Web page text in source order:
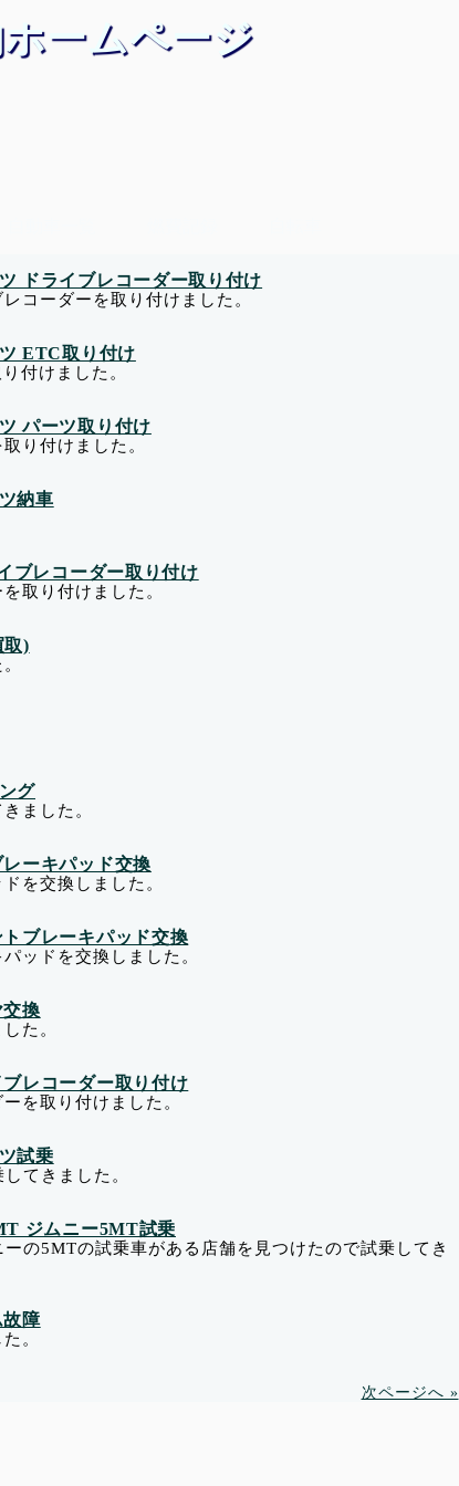
ームページ
ドライブレコーダー取り付け
コーダーを取り付けました。
ETC取り付け
付けました。
パーツ取り付け
り付けました。
納車
ブレコーダー取り付け
取り付けました。
取)
グ
ました。
ーキパッド交換
を交換しました。
ブレーキパッド交換
ッドを交換しました。
換
た。
レコーダー取り付け
を取り付けました。
試乗
てきました。
ジムニー5MT試乗
の5MTの試乗車がある店舗を見つけたので試乗してき
障
。
次ページへ »